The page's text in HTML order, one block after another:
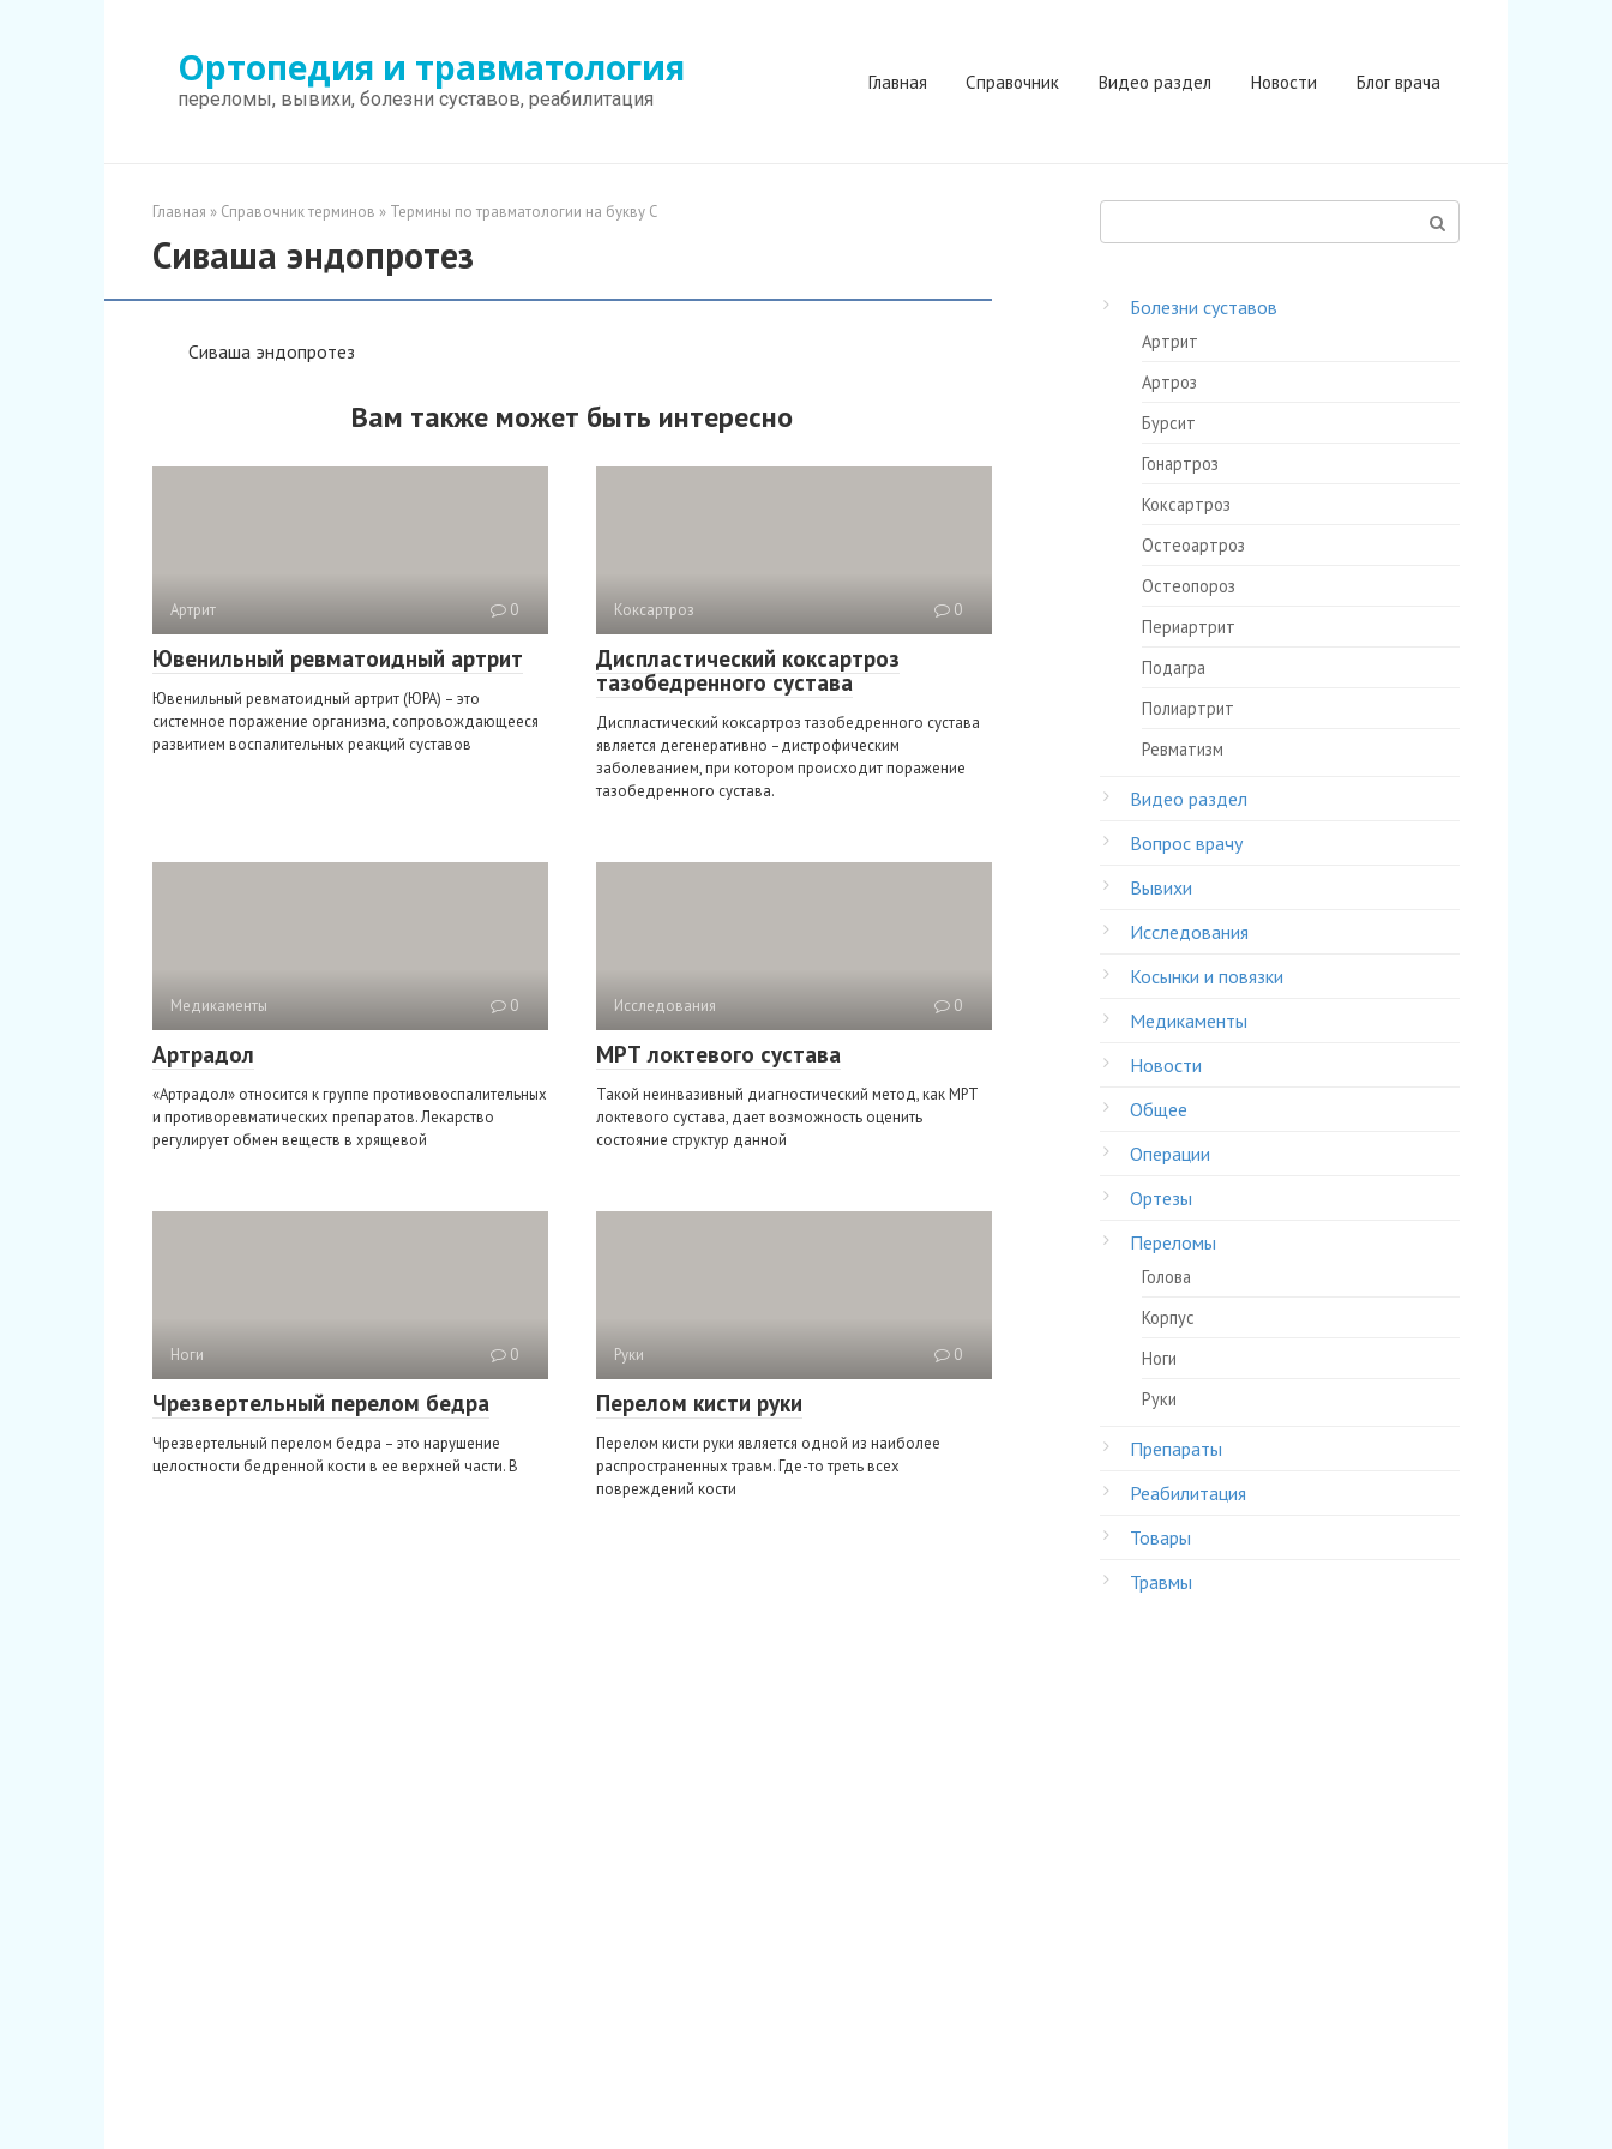
Ортопедия и травматология
переломы, вывихи, болезни суставов, реабилитация
Главная Справочник Видео раздел Новости Блог врача
Главная » Справочник терминов » Термины по травматологии на букву С
Сиваша эндопротез
Сиваша эндопротез
Вам также может быть интересно
Артрит 0
Ювенильный ревматоидный артрит
Ювенильный ревматоидный артрит (ЮРА) – это
системное поражение организма, сопровождающееся
развитием воспалительных реакций суставов
Коксартроз 0
Диспластический коксартроз
тазобедренного сустава
Диспластический коксартроз тазобедренного сустава
является дегенеративно –дистрофическим
заболеванием, при котором происходит поражение
тазобедренного сустава.
Медикаменты 0
Артрадол
«Артрадол» относится к группе противовоспалительных
и противоревматических препаратов. Лекарство
регулирует обмен веществ в хрящевой
Исследования 0
МРТ локтевого сустава
Такой неинвазивный диагностический метод, как МРТ
локтевого сустава, дает возможность оценить
состояние структур данной
Ноги 0
Чрезвертельный перелом бедра
Чрезвертельный перелом бедра – это нарушение
целостности бедренной кости в ее верхней части. В
Руки 0
Перелом кисти руки
Перелом кисти руки является одной из наиболее
распространенных травм. Где-то треть всех
повреждений кости
Болезни суставов
Артрит
Артроз
Бурсит
Гонартроз
Коксартроз
Остеоартроз
Остеопороз
Периартрит
Подагра
Полиартрит
Ревматизм
Видео раздел
Вопрос врачу
Вывихи
Исследования
Косынки и повязки
Медикаменты
Новости
Общее
Операции
Ортезы
Переломы
Голова
Корпус
Ноги
Руки
Препараты
Реабилитация
Товары
Травмы